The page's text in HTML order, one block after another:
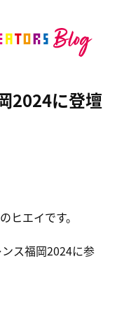
2024に登壇
ヒエイです。
ス福岡2024に参